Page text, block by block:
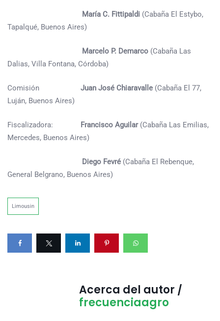
María C. Fittipaldi (Cabaña El Estybo,
Tapalqué, Buenos Aires)
Marcelo P. Demarco (Cabaña Las
Dalias, Villa Fontana, Córdoba)
Comisión Juan José Chiaravalle (Cabaña El 77,
Luján, Buenos Aires)
Fiscalizadora: Francisco Aguilar (Cabaña Las Emilias,
Mercedes, Buenos Aires)
Diego Fevré (Cabaña El Rebenque,
General Belgrano, Buenos Aires)
Limousin
Acerca del autor /
frecuenciaagro